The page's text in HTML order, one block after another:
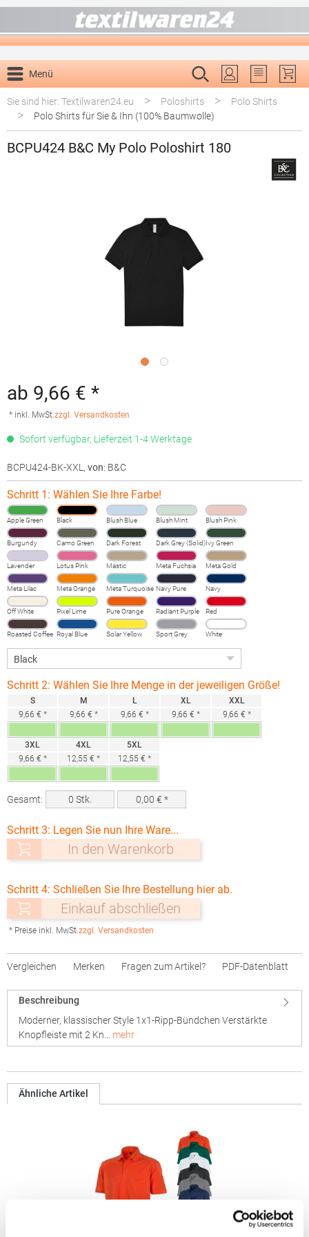
Menü
Du hast 0
Sie sind hier: Textilwaren24.eu
> Poloshirts > Polo Shirts
> Polo Shirts für Sie & Ihn (100% Baumwolle)
BCPU424 B&C My Polo Poloshirt 180
ab 9,66 € *
* inkl. MwSt.zzgl. Versandkosten
Sofort verfügbar, Lieferzeit 1-4 Werktage
BCPU424-BK-XXL , von: B&C
Schritt 1: Wählen Sie Ihre Farbe!
Apple Green Black Blush Blue Blush Mint Blush Pink
Burgundy Camo Green Dark Forest Dark Grey (Solid)Ivy Green
Lavender Lotus Pink Mastic Meta Fuchsia Meta Gold
Meta Lilac Meta Orange Meta Turquoise Navy Pure Navy
Off White Pixel Lime Pure Orange Radiant Purple Red
Roasted Coffee Royal Blue Solar Yellow
Sport Grey
(Heather)
White
Schritt 2: Wählen Sie Ihre Menge in der jeweiligen Größe!
S
9,66 € *
M
9,66 € *
L
9,66 € *
XL
9,66 € *
XXL
9,66 € *
3XL
9,66 € *
4XL
12,55 € *
5XL
12,55 € *
Gesamt: 0 Stk. 0,00 € *
Schritt 3: Legen Sie nun Ihre Ware...
In den Warenkorb
Schritt 4: Schließen Sie Ihre Bestellung hier ab.
Einkauf abschließen
* Preise inkl. MwSt.zzgl. Versandkosten
Vergleichen Merken Fragen zum Artikel? PDF-Datenblatt
Beschreibung
Moderner, klassischer Style 1x1-Ripp-Bündchen Verstärkte
Knopfleiste mit 2 Kn… mehr
Ähnliche Artikel